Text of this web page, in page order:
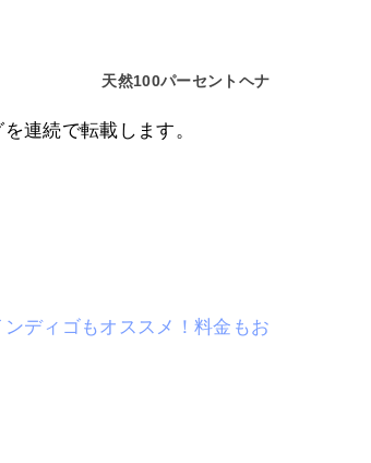
天然100パーセントヘナ
連続で転載します。
ディゴもオススメ！料金もお